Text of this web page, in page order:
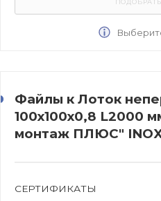
Файлы к Лоток
100х100х0,8 L2000
монтаж ПЛЮС"
СЕРТИФИКАТЫ